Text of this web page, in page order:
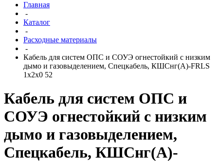
Главная
-
Каталог
-
Расходные материалы
-
Кабель для систем ОПС и СОУЭ огнестойкий с низким
дымо и газовыделением, Спецкабель, КШСнг(А)-FRLS
1х2х0 52
Кабель для систем ОПС и
СОУЭ огнестойкий с низким
дымо и газовыделением,
Спецкабель, КШСнг(А)-